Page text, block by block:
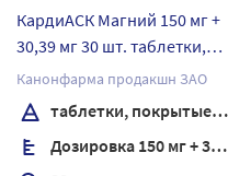
КардиАСК Магний 150 мг +
30,39 мг 30 шт. таблетки,
покрытые пленочной
оболочкой банка
Канонфарма продакшн ЗАО
таблетки, покрытые пленочной оболочкой
Дозировка 150 мг + 30,39 мг